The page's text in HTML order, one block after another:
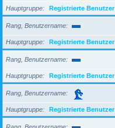
Hauptgruppe Registrierte Benutzer
Rang, Benutzername
Hauptgruppe Registrierte Benutzer
Rang, Benutzername
Hauptgruppe Registrierte Benutzer
Rang, Benutzername
Hauptgruppe Registrierte Benutzer